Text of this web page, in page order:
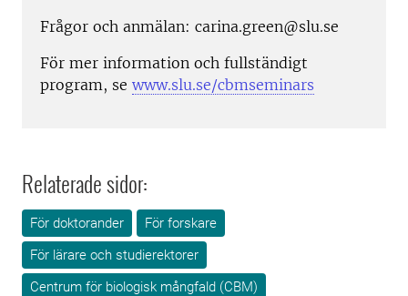
Frågor och anmälan: carina.green@slu.se
För mer information och fullständigt
program, se www.slu.se/cbmseminars
Relaterade sidor:
För doktorander
För forskare
För lärare och studierektorer
Centrum för biologisk mångfald (CBM)